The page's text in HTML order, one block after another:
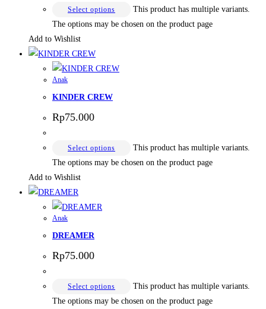
Select options
This product has multiple variants.
The options may be chosen on the product page
Add to Wishlist
Anak
KINDER CREW
Rp75.000
Select options
This product has multiple variants.
The options may be chosen on the product page
Add to Wishlist
Anak
DREAMER
Rp75.000
Select options
This product has multiple variants.
The options may be chosen on the product page